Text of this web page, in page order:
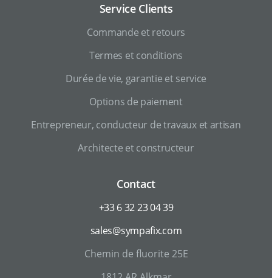
Service Clients
Commande et retours
Termes et conditions
Durée de vie, garantie et service
Options de paiement
Entrepreneur, conducteur de travaux et artisan
Architecte et constructeur
Contact
+33 6 32 23 04 39
sales@sympafix.com
Chemin de fluorite 25E